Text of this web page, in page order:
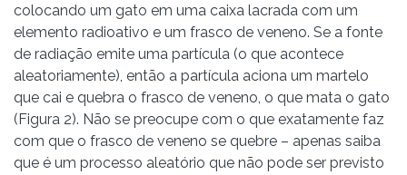
colocando um gato em uma caixa lacrada com um
elemento radioativo e um frasco de veneno. Se a fonte
de radiação emite uma partícula (o que acontece
aleatoriamente), então a partícula aciona um martelo
que cai e quebra o frasco de veneno, o que mata o gato
(Figura 2). Não se preocupe com o que exatamente faz
com que o frasco de veneno se quebre – apenas saiba
que é um processo aleatório que não pode ser previsto